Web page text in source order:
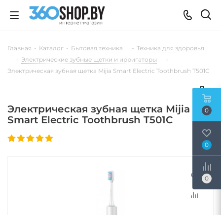
Главная - Каталог - Бытовая техника - Техника для здоровья
- Электрические зубные щетки и ирригаторы
-
Электрическая зубная щетка Mijia Smart Electric Toothbrush T501C
Электрическая зубная щетка Mijia
Smart Electric Toothbrush T501C
0
0
0